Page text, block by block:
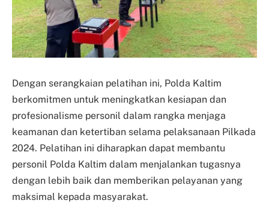
Dengan serangkaian pelatihan ini, Polda Kaltim
berkomitmen untuk meningkatkan kesiapan dan
profesionalisme personil dalam rangka menjaga
keamanan dan ketertiban selama pelaksanaan Pilkada
2024. Pelatihan ini diharapkan dapat membantu
personil Polda Kaltim dalam menjalankan tugasnya
dengan lebih baik dan memberikan pelayanan yang
maksimal kepada masyarakat.